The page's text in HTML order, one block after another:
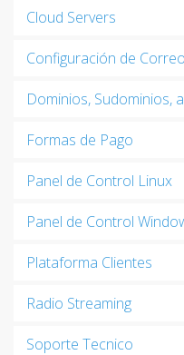
Cloud Servers
Configuración de
Dominios, Sudominios,
Formas de Pago
Panel de Control Linux
Panel de Control
Plataforma Clientes
Radio Streaming
Soporte Tecnico